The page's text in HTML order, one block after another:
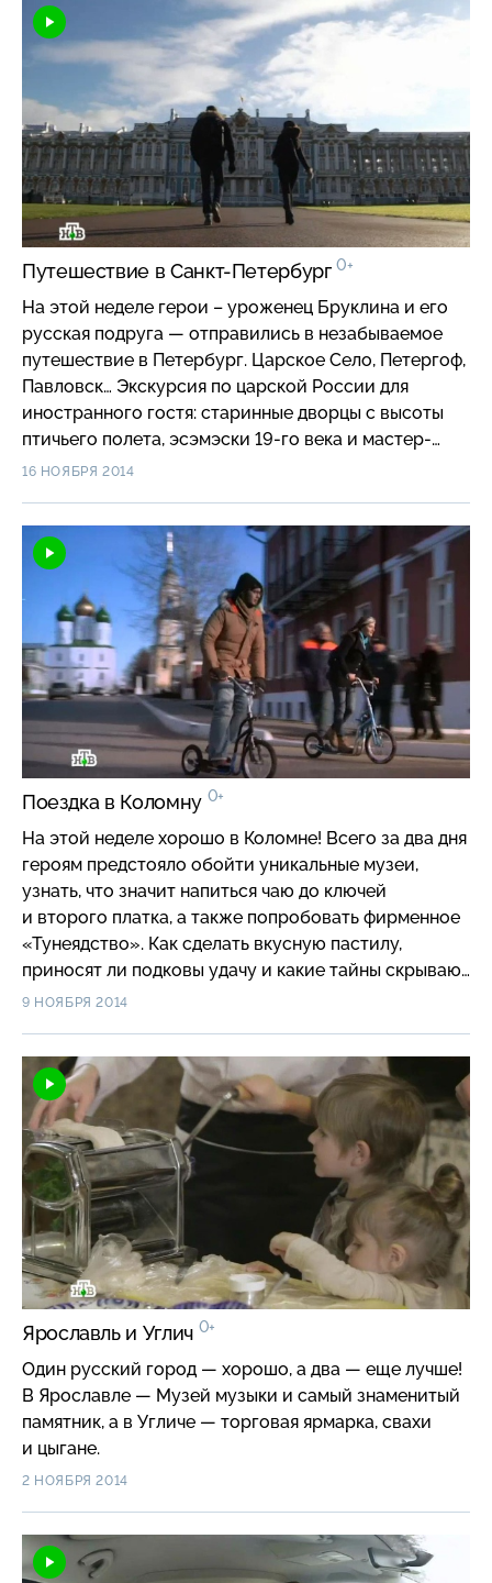
Путешествие в Санкт-Петербург0+
На этой неделе герои – уроженец Бруклина и его
русская подруга — отправились в незабываемое
путешествие в Петербург. Царское Село, Петергоф,
Павловск… Экскурсия по царской России для
иностранного гостя: старинные дворцы с высоты
птичьего полета, эсэмэски 19-го века и мастер-
класс по русской кухне. Что русскому хорошо,
16 НОЯБРЯ 2014
Поездка в Коломну 0+
На этой неделе хорошо в Коломне! Всего за два дня
героям предстояло обойти уникальные музеи,
узнать, что значит напиться чаю до ключей
и второго платка, а также попробовать фирменное
«Тунеядство». Как сделать вкусную пастилу,
приносят ли подковы удачу и какие тайны скрывают
башни Коломенского кремля?
9 НОЯБРЯ 2014
Ярославль и Углич 0+
Один русский город — хорошо, а два — еще лучше!
В Ярославле — Музей музыки и самый знаменитый
памятник, а в Угличе — торговая ярмарка, свахи
и цыгане.
2 НОЯБРЯ 2014